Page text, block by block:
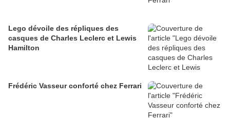
Lego dévoile des répliques des
casques de Charles Leclerc et Lewis
Hamilton
Frédéric Vasseur conforté chez Ferrari